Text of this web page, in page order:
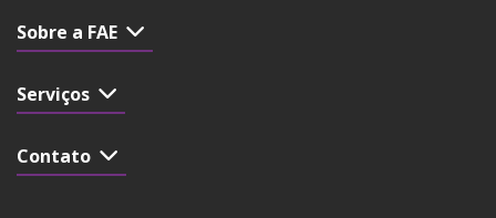
Sobre a FAE
Serviços
Contato